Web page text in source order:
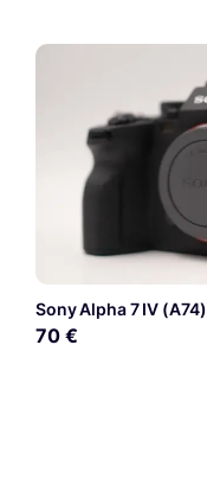
Sony Alpha 7 IV (A74)
70 €